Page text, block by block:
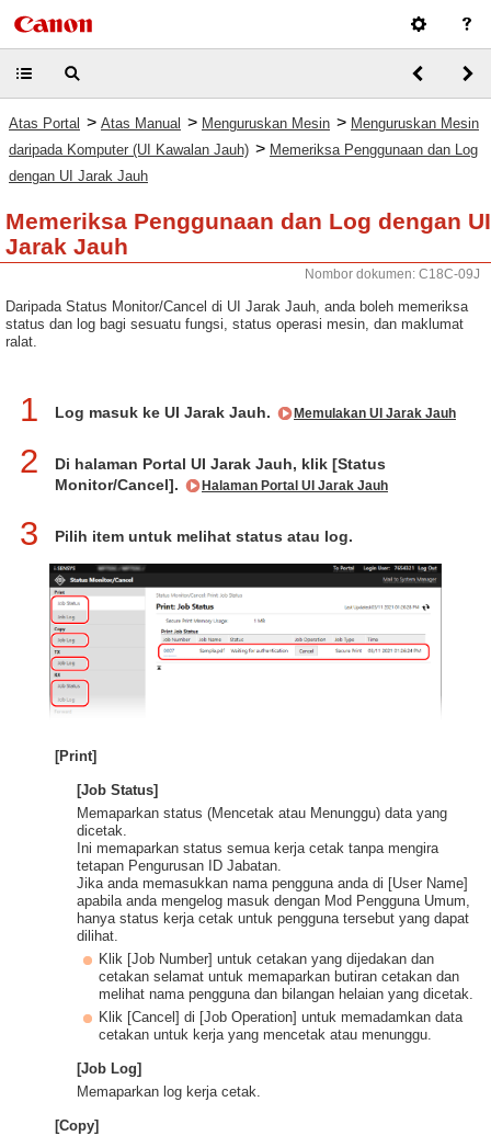
Atas Portal > Atas Manual > Menguruskan Mesin > Menguruskan Mesin
daripada Komputer (UI Kawalan Jauh) > Memeriksa Penggunaan dan Log
dengan UI Jarak Jauh
Memeriksa Penggunaan dan Log dengan UI
Jarak Jauh
Nombor dokumen: C18C-09J
Daripada Status Monitor/Cancel di UI Jarak Jauh, anda boleh memeriksa
status dan log bagi sesuatu fungsi, status operasi mesin, dan maklumat
ralat.
1 Log masuk ke UI Jarak Jauh. Memulakan UI Jarak Jauh
2
Di halaman Portal UI Jarak Jauh, klik [Status
Monitor/Cancel].
Halaman Portal UI Jarak Jauh
3 Pilih item untuk melihat status atau log.
[Print]
[Job Status]
Memaparkan status (Mencetak atau Menunggu) data yang
dicetak.
Ini memaparkan status semua kerja cetak tanpa mengira
tetapan Pengurusan ID Jabatan.
Jika anda memasukkan nama pengguna anda di [User Name]
apabila anda mengelog masuk dengan Mod Pengguna Umum,
hanya status kerja cetak untuk pengguna tersebut yang dapat
dilihat.
Klik [Job Number] untuk cetakan yang dijedakan dan
cetakan selamat untuk memaparkan butiran cetakan dan
melihat nama pengguna dan bilangan helaian yang dicetak.
Klik [Cancel] di [Job Operation] untuk memadamkan data
cetakan untuk kerja yang mencetak atau menunggu.
[Job Log]
Memaparkan log kerja cetak.
[Copy]